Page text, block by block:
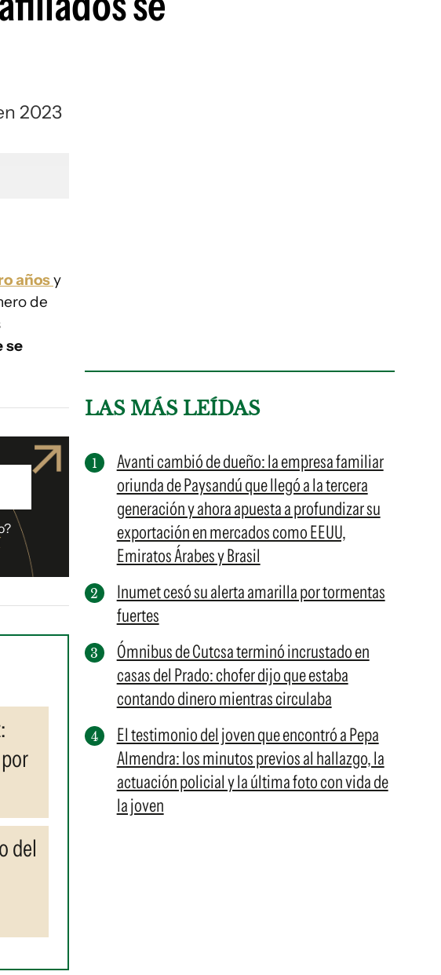
2023
añosy
de
se
del
LAS MÁS LEÍDAS
Avanti cambió de dueño: la empresa familiar
oriunda de Paysandú que llegó a la tercera
generación y ahora apuesta a profundizar su
exportación en mercados como EEUU,
Emiratos Árabes y Brasil
Inumet cesó su alerta amarilla por tormentas
fuertes
Ómnibus de Cutcsa terminó incrustado en
casas del Prado: chofer dijo que estaba
contando dinero mientras circulaba
El testimonio del joven que encontró a Pepa
Almendra: los minutos previos al hallazgo, la
actuación policial y la última foto con vida de
la joven